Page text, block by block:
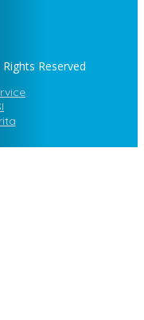
Reserved